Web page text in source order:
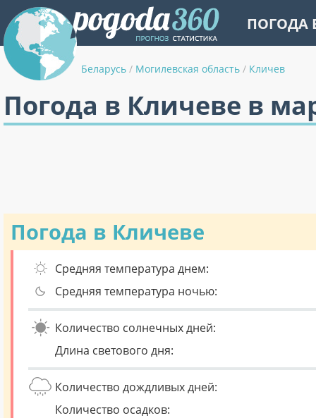
ПОГОДА
Беларусь / Могилевская область / Кличев
Погода в Кличеве в
Погода в Кличеве
Средняя температура днем:
Средняя температура ночью:
Количество солнечных дней:
Длина светового дня:
Количество дождливых дней:
Количество осадков: